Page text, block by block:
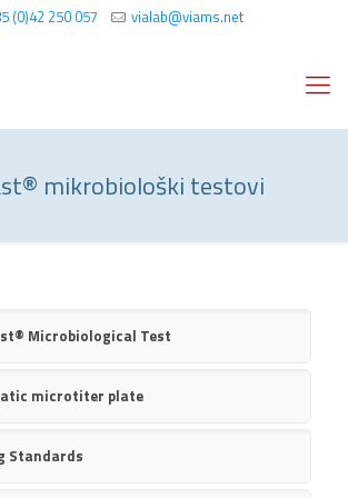
(0)42 250 057 vialab@viams.net
mikrobiološki testovi
Microbiological Test
microtiter plate
Standards